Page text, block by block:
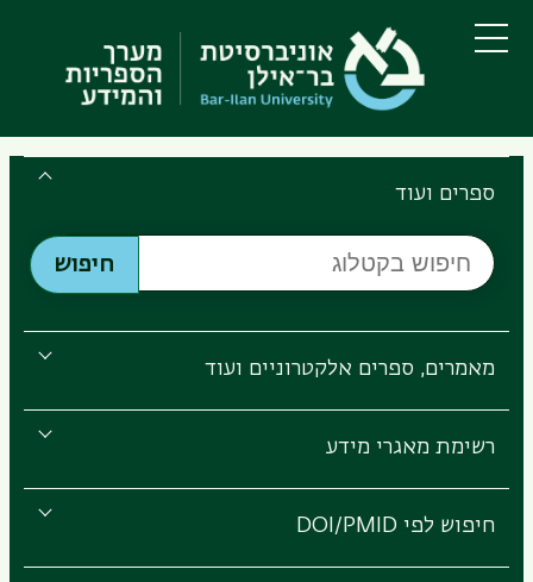
לתוכן
העיקרי
לתפריט
ניווט
ראשי
תפריט
Search
the
Ilan
Libraries
ספרים ועוד
חיפוש
בקטלוג
חיפוש
מאמרים, ספרים אלקטרוניים ועוד
רשימת מאגרי מידע
חיפוש לפי DOI/PMID